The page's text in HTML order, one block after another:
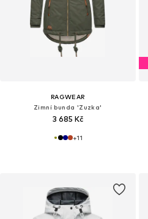
RAGWEAR
Zimní bunda 'Zuzka'
3 685 Kč
+11